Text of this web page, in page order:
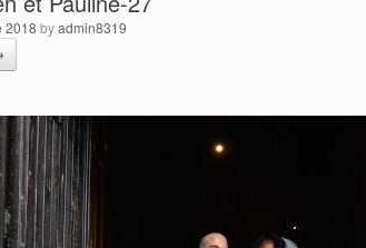
2018 byadmin8319